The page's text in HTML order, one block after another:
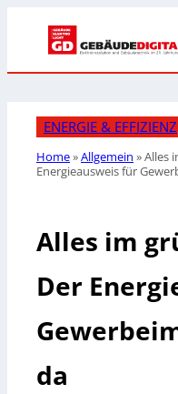
ENERGIE & EFFIZIENZ
Home»Allgemein »Alles
Energieausweis für
Alles im
Der
da